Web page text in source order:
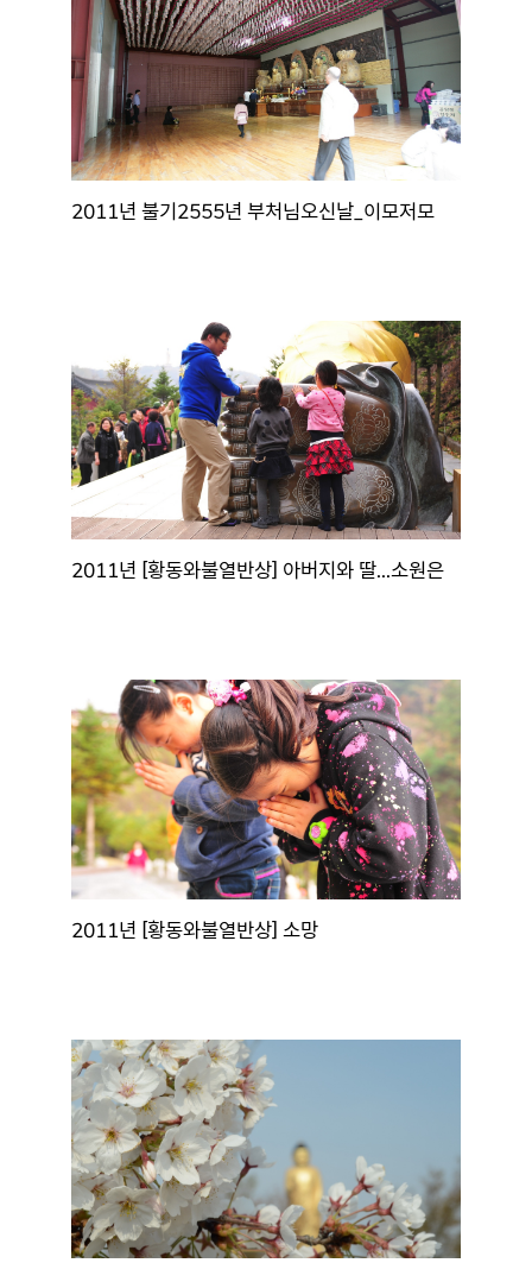
2011년 불기2555년 부처님오신날_이모저모
2011년 [황동와불열반상] 아버지와 딸...소원은
2011년 [황동와불열반상] 소망